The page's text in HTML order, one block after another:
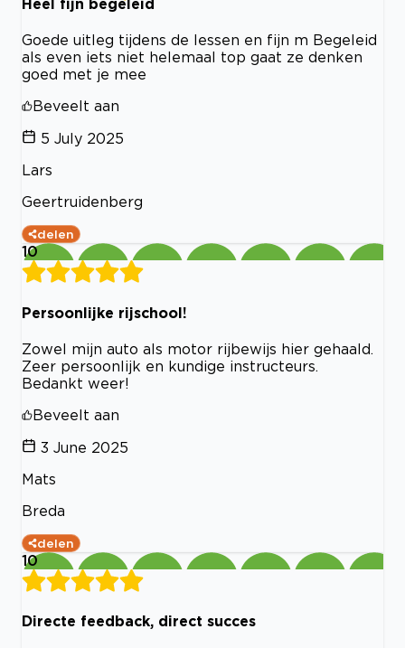
Heel fijn begeleid
Goede uitleg tijdens de lessen en fijn m Begeleid
als even iets niet helemaal top gaat ze denken
goed met je mee
Beveelt aan
5 July 2025
Lars
Geertruidenberg
delen
10
Persoonlijke rijschool!
Zowel mijn auto als motor rijbewijs hier gehaald.
Zeer persoonlijk en kundige instructeurs.
Bedankt weer!
Beveelt aan
3 June 2025
Mats
Breda
delen
10
Directe feedback, direct succes